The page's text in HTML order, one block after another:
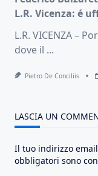
L.R. Vicenza: é
L.R. VICENZA –
dove il ...
Pietro De Conciliis
LASCIA UN
Il tuo indirizzo
obbligatori sono